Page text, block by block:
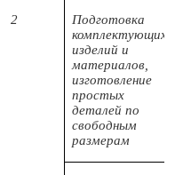
2
Подготовка
комплектующих
изделий и
материалов,
изготовление
простых
деталей по
свободным
размерам